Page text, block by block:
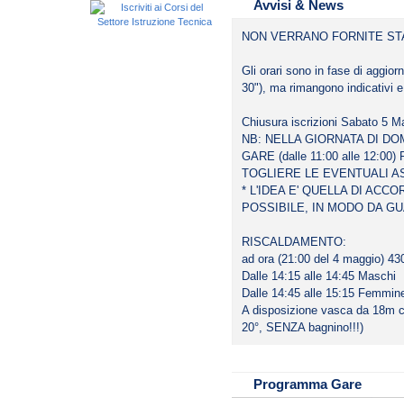
Avvisi & News
NON VERRANO FORNITE
Gli orari sono in fase di
30"), ma rimangono indicativi
Chiusura iscrizioni Sabato 5
NB: NELLA GIORNATA DI
GARE (dalle 11:00 alle 12:00)
TOGLIERE LE EVENTUALI
* L'IDEA E' QUELLA DI
POSSIBILE, IN MODO DA
RISCALDAMENTO:
ad ora (21:00 del 4 maggio)
Dalle 14:15 alle 14:45 Maschi
Dalle 14:45 alle 15:15
A disposizione vasca da 18m
20°, SENZA bagnino!!!)
Programma Gare